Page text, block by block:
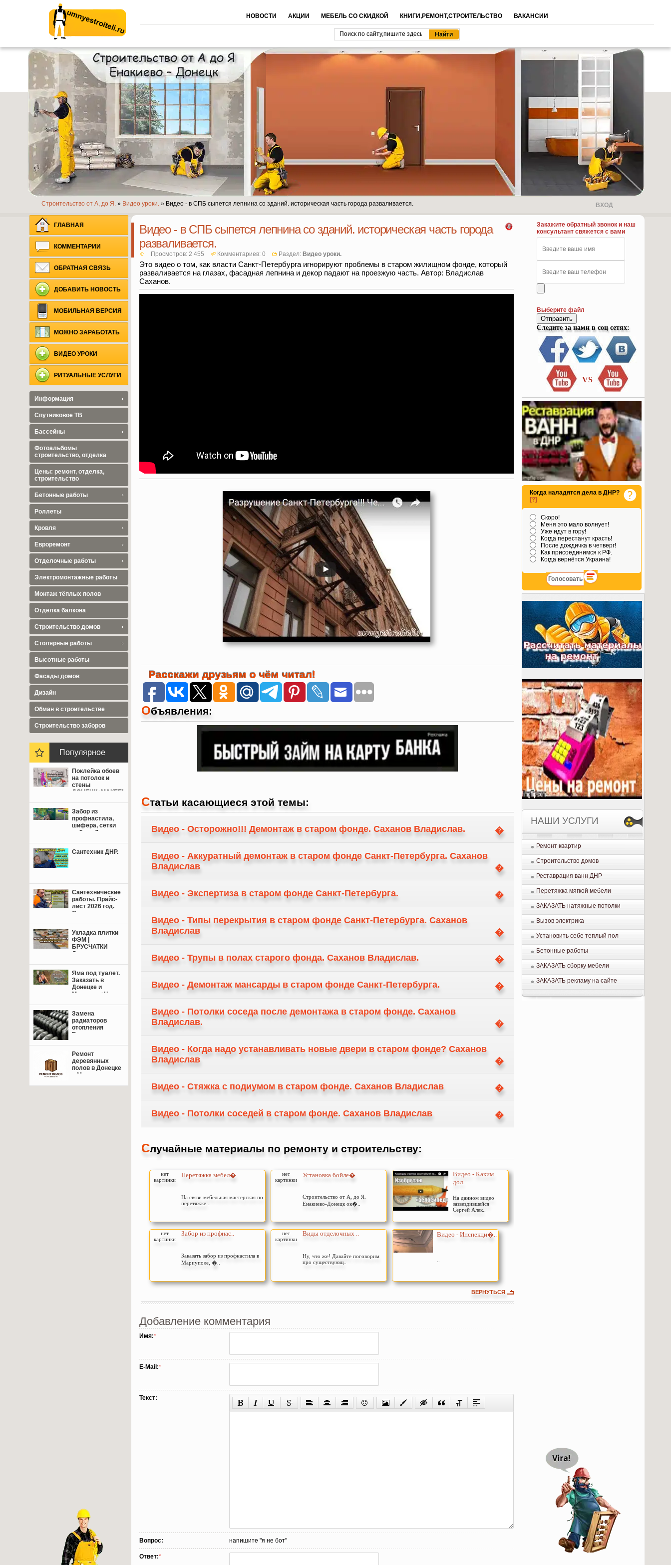
Умные строители.ру
НОВОСТИ АКЦИИ МЕБЕЛЬ СО СКИДКОЙ КНИГИ,РЕМОНТ,СТРОИТЕЛЬСТВО ВАКАНСИИ
Строительство от А, до Я. » Видео уроки. » Видео - в СПБ сыпется лепнина со зданий. историческая часть города разваливается. ВХОД
Видео - в СПБ сыпется лепнина со зданий. историческая часть города
разваливается.
Просмотров: 2 455 Комментариев: 0 Раздел: Видео уроки.
Это видео о том, как власти Санкт-Петербурга игнорируют проблемы в старом жилищном фонде, который
разваливается на глазах, фасадная лепнина и декор падают на проезжую часть. Автор: Владислав
Саханов.
Расскажи друзьям о чём читал!
Объявления:
Статьи касающиеся этой темы:
Видео - Осторожно!!! Демонтаж в старом фонде. Саханов Владислав.
Видео - Аккуратный демонтаж в старом фонде Санкт-Петербурга. Саханов
Владислав
Видео - Экспертиза в старом фонде Санкт-Петербурга.
Видео - Типы перекрытия в старом фонде Санкт-Петербурга. Саханов
Владислав
Видео - Трупы в полах старого фонда. Саханов Владислав.
Видео - Демонтаж мансарды в старом фонде Санкт-Петербурга.
Видео - Потолки соседа после демонтажа в старом фонде. Саханов
Владислав.
Видео - Когда надо устанавливать новые двери в старом фонде? Саханов
Владислав
Видео - Стяжка с подиумом в старом фонде. Саханов Владислав
Видео - Потолки соседей в старом фонде. Саханов Владислав
Случайные материалы по ремонту и строительству:
нет
картинки
Перетяжка мебел�..
На связи мебельная мастерская по
перетяжке ..
нет
картинки
Установка бойле�..
Строительство от А, до Я.
Енакиево-Донецк ок�..
Видео - Каким
дол..
На данном видео
зазвездившейся
Сергей Алек..
нет
картинки
Забор из профнас..
Заказать забор из профнастила в
Мариуполе, �..
нет
картинки
Виды отделочных ..
Ну, что же! Давайте поговорим
про существующ..
Видео - Инспекци�..
ВЕРНУТЬСЯ
Добавление комментария
Имя:*
E-Mail:*
Текст:
Вопрос: напишите "я не бот"
Ответ:*
Закажите обратный звонок и наш
консультант свяжется с вами
Выберите файл
Отправить
Следите за нами в соц сетях:
VS
Когда наладятся дела в ДНР?
[?]
Скоро!
Меня это мало волнует!
Уже идут в гору!
Когда перестанут красть!
После дождичка в четверг!
Как присоединимся к РФ.
Когда вернётся Украина!
НАШИ УСЛУГИ
Ремонт квартир
Строительство домов
Реставрация ванн ДНР
Перетяжка мягкой мебели
ЗАКАЗАТЬ натяжные потолки
Вызов электрика
Установить себе теплый пол
Бетонные работы
ЗАКАЗАТЬ сборку мебели
ЗАКАЗАТЬ рекламу на сайте
ГЛАВНАЯ
КОММЕНТАРИИ
ОБРАТНАЯ СВЯЗЬ
ДОБАВИТЬ НОВОСТЬ
МОБИЛЬНАЯ ВЕРСИЯ
МОЖНО ЗАРАБОТАТЬ
ВИДЕО УРОКИ
РИТУАЛЬНЫЕ УСЛУГИ
Информация
Спутниковое ТВ
Бассейны
Фотоальбомы
строительство, отделка
Цены: ремонт, отделка,
строительство
Бетонные работы
Роллеты
Кровля
Евроремонт
Отделочные работы
Электромонтажные работы
Монтаж тёплых полов
Отделка балкона
Строительство домов
Столярные работы
Высотные работы
Фасады домов
Дизайн
Обман в строительстве
Cтроительство заборов
Популярное
Поклейка обоев
на потолок и
стены
ДОНЕЦК+МАКЕЕВКА
Забор из
профнастила,
шифера, сетки
рабица Донецк,
Сантехник ДНР.
Сантехнические
работы. Прайс-
лист 2026 год.
Свежие цены.
Укладка плитки
ФЭМ |
БРУСЧАТКИ
Донецк,
Яма под туалет.
Заказать в
Донецке и
Макеевке+Цены.
Замена
радиаторов
отопления
Енакиево,
Ремонт
деревянных
полов в Донецке
и Макеевке: от